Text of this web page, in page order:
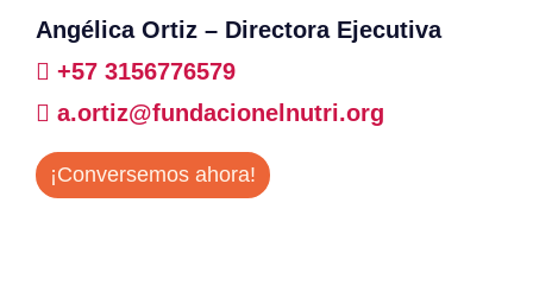
Angélica Ortiz – Directora Ejecutiva
+57 3156776579
a.ortiz@fundacionelnutri.org
¡Conversemos ahora!